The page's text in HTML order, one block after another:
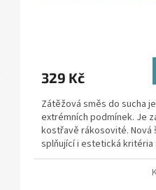
329 Kč
Zátěžová směs do sucha
extrémních podmínek. Je
kostřavě rákosovité. Nová
splňující i estetická kritéria
oblíbená a často...